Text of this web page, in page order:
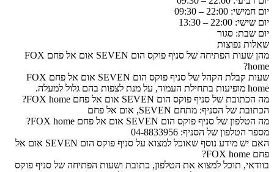
יום חמישי: 22:00 – 09:30
יום שישי: 22:00 – 13:30
יום שבת: סגור
שאלות נפוצות
מהן שעות הפתיחה של סניף פוקס הום SEVEN אום אל פחם FOX
home?
שעות קבלת הקהל של סניף פוקס הום SEVEN אום אל פחם FOX
home מופיעות בתחילת העמוד, על מנת לצפות בהם גלול למעלה.
מה הכתובת של סניף פוקס הום SEVEN אום אל פחם FOX home?
הכתובת של הסניף: מתחם SEVEN, אום אל פחם
מה הטלפון של סניף פוקס הום SEVEN אום אל פחם FOX home?
מספר הטלפון של הסניף: 04-8833956
האם יש מידע נוסף שאוכל למצוא על סניף פוקס הום SEVEN אום אל
פחם FOX home?
בוודאי, תוכל למצוא את הטלפון, כתובת ושעות הפתיחה של סניף פוקס